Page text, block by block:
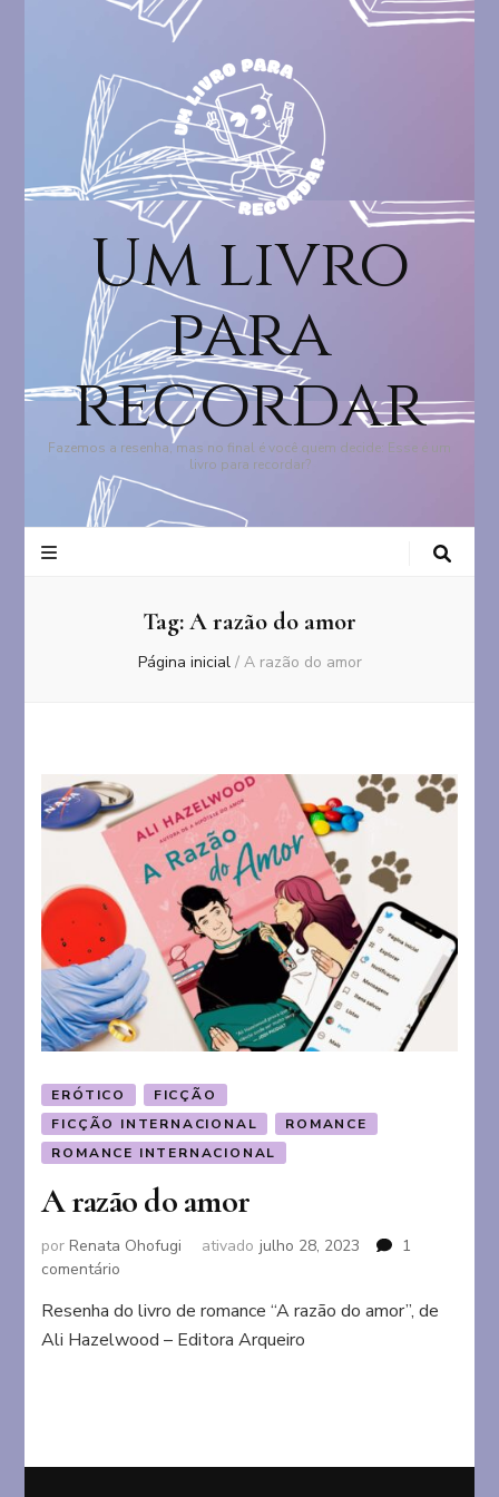
Um livro
para
recordar
Fazemos a resenha, mas no final é você quem decide: Esse é um
livro para recordar?
Tag:A razão do amor
Página inicial / A razão do amor
ERÓTICO
FICÇÃO
FICÇÃO INTERNACIONAL
ROMANCE
ROMANCE INTERNACIONAL
A razão do amor
porRenata Ohofugi ativado julho 28, 2023
1
comentário
razão
do
Resenha do livro de romance “A razão do amor”, de
Ali Hazelwood – Editora Arqueiro